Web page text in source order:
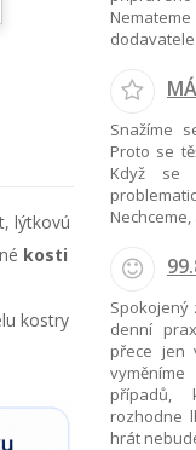
lýtkovú
kosti
kostry
Snažíme
Proto se
Když se
denní
přece jen
případů,
rozhodne
hrát